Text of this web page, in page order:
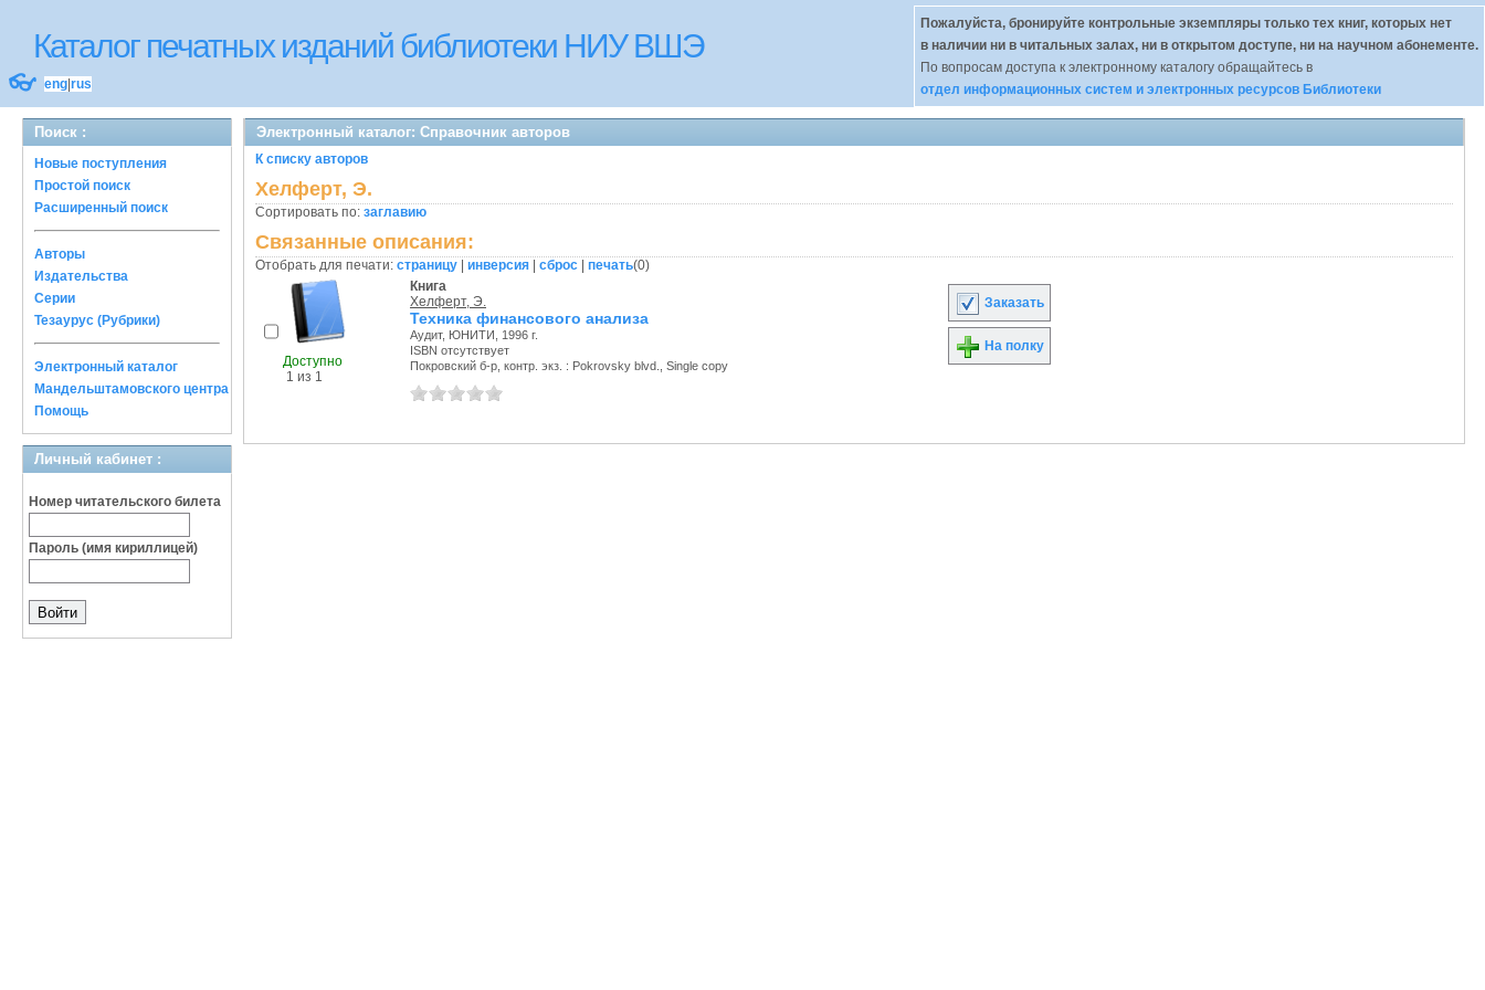
Каталог печатных изданий библиотеки НИУ ВШЭ
👓 eng rus
Пожалуйста, бронируйте контрольные экземпляры только тех книг, которых нет
в наличии ни в читальных залах, ни в открытом доступе, ни на научном абонементе.
По вопросам доступа к электронному каталогу обращайтесь в
отдел информационных систем и электронных ресурсов Библиотеки
Поиск :
Новые поступления
Простой поиск
Расширенный поиск
Авторы
Издательства
Серии
Тезаурус (Рубрики)
Электронный каталог
Мандельштамовского центра
Помощь
Личный кабинет :
Номер читательского билета
Пароль (имя кириллицей)
Электронный каталог: Справочник авторов
К списку авторов
Хелферт, Э.
Сортировать по: заглавию
Связанные описания:
Отобрать для печати: страницу инверсия сброс печать(0)
Доступно
1 из 1
Книга
Хелферт, Э.
Техника финансового анализа
Аудит, ЮНИТИ, 1996 г.
ISBN отсутствует
Покровский б-р, контр. экз. : Pokrovsky blvd., Single copy
Заказать
На полку